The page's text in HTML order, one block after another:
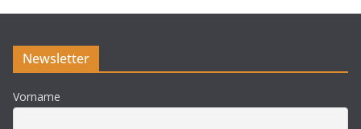
Newsletter
Vorname